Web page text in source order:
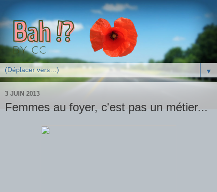
▼
3 JUIN 2013
Femmes au foyer, c'est pas un métier...